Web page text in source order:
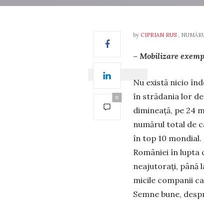
0
by CIPRIAN RUS ,
– Mobilizare
Nu există nicio
în stră­dania lor
dimineață, pe 24
numărul total de
în top 10
României în lupta
neajutorați, până
micile com­pa­nii
Semne bune,